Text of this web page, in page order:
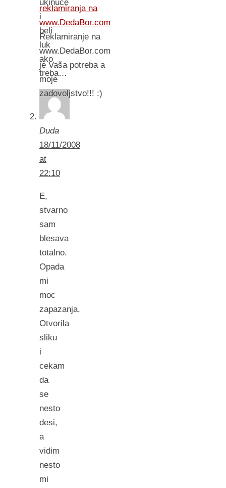
ukinuće
i
beli
luk
ako
treba…
Duda
18/11/2008
at
22:10
E,
stvarno
sam
blesava
totalno.
Opada
mi
moc
zapazanja.
Otvorila
sliku
i
cekam
da
se
nesto
desi,
a
vidim
nesto
mi
reklamiranja na
www.DedaBor.com
Reklamiranje na
www.DedaBor.com
je Vaša potreba a
moje
zadovoljstvo!!! :)